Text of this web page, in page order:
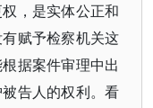
，是实体公正和
赋予检察机关这
据案件审理中出
告人的权利。看